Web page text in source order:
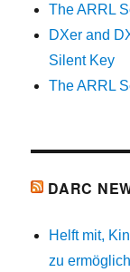
The ARRL
DXer and
Silent Key
The ARRL
DARC
Helft mit,
zu